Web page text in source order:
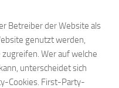
Betreiber der Website als
genutzt werden,
Wer auf welche
unterscheidet sich
Cookies. First-Party-